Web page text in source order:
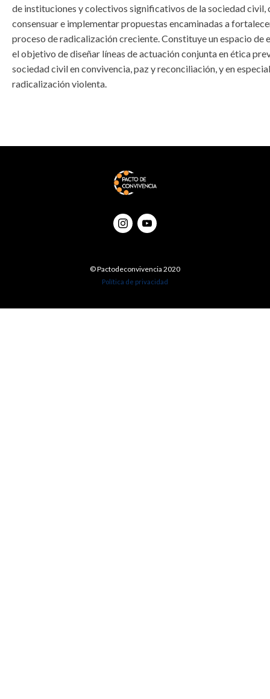
de instituciones y colectivos significativos de la sociedad civil,
consensuar e implementar propuestas encaminadas a
proceso de radicalización creciente. Constituye un espacio de
el objetivo de diseñar líneas de actuación conjunta en ética
sociedad civil en convivencia, paz y reconciliación, y en
radicalización violenta.
© Pactodeconvivencia 2020
Política de privacidad